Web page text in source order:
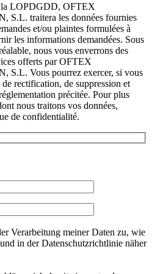
la LOPDGDD, OFTEX
traitera les données fournies
et/ou plaintes formulées à
les informations demandées. Sous
nous vous enverrons des
offerts par OFTEX
Vous pourrez exercer, si vous
rectification, de suppression et
précitée. Pour plus
nous traitons vos données,
de confidentialité.
Verarbeitung meiner Daten zu, wie
in der Datenschutzrichtlinie näher